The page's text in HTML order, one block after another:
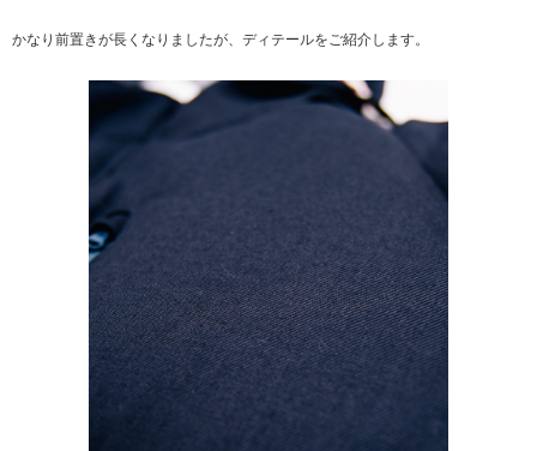
かなり前置きが長くなりましたが、ディテールをご紹介します。